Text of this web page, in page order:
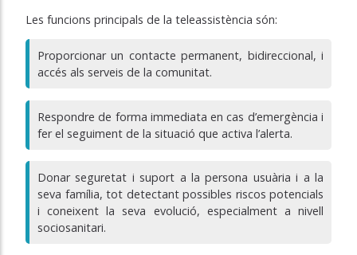
Les funcions principals de la teleassistència són:
Proporcionar un contacte permanent, bidireccional, i
accés als serveis de la comunitat.
Respondre de forma immediata en cas d’emergència i
fer el seguiment de la situació que activa l’alerta.
Donar seguretat i suport a la persona usuària i a la
seva família, tot detectant possibles riscos potencials
i coneixent la seva evolució, especialment a nivell
sociosanitari.